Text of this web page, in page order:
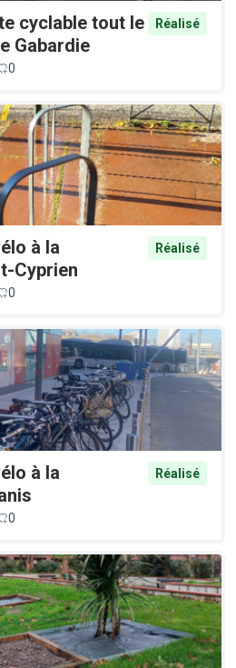
cyclable tout le
Gabardie
Réalisé
0
à la
Cyprien
Réalisé
0
à la
Réalisé
0